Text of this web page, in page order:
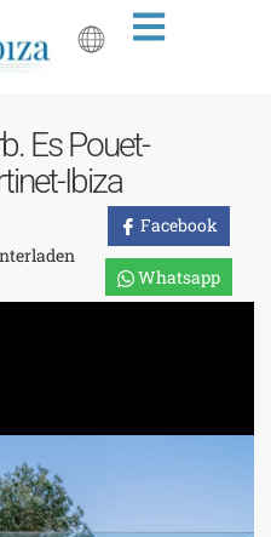
Es Pouet-
Ibiza
Facebook
Whatsapp